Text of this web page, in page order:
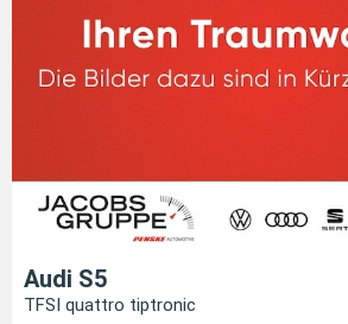
Audi S5
TFSI quattro tiptronic